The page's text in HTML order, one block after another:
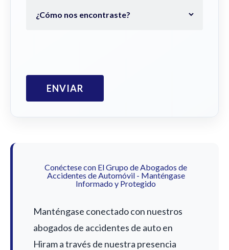
Conéctese con El Grupo de Abogados de
Accidentes de Automóvil - Manténgase
Informado y Protegido
Manténgase conectado con nuestros
abogados de accidentes de auto en
Hiram a través de nuestra presencia